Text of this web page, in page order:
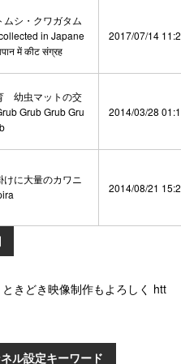
シ・クワガタム
in Japane
में कीट संग्रह
2017/07/14
幼虫マットの交
Grub Grub Gru
2014/03/28
に大量のカワニ
2014/08/21
きどき映像制作もよろしく htt
ル設定キーワード